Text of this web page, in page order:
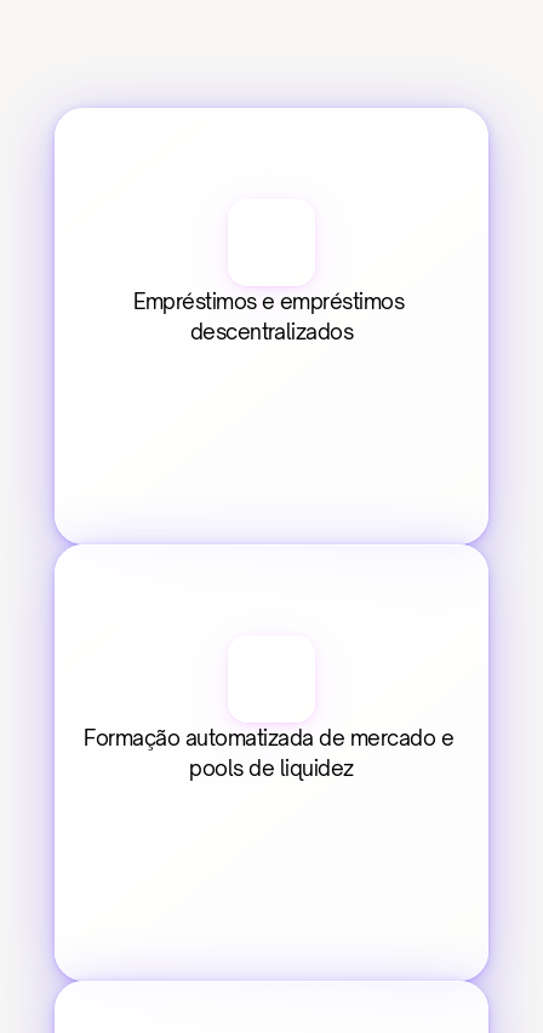
Empréstimos e empréstimos
descentralizados
Formação automatizada de mercado e
pools de liquidez